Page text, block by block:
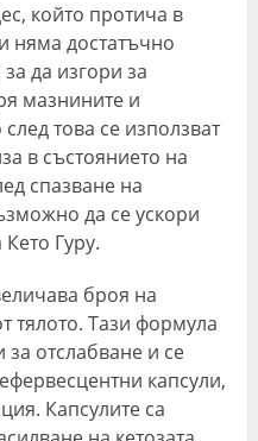
който протича в
няма достатъчно
да изгори за
мазнините и
това се използват
в състоянието на
спазване на
да се ускори
Гуру.
броя на
тялото. Тази формула
за отслабване и се
капсули,
Капсулите са